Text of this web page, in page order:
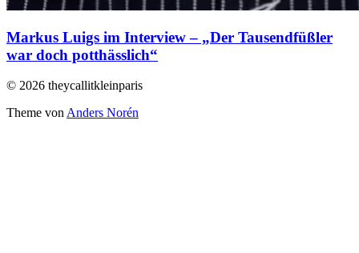
Markus Luigs im Interview – „Der Tausendfüßler
war doch potthässlich“
© 2026 theycallitkleinparis
Theme vonAnders Norén